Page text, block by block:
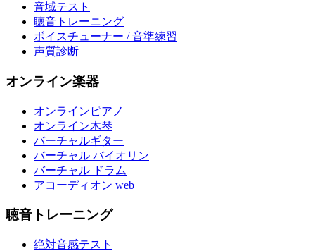
音域テスト
聴音トレーニング
ボイスチューナー / 音準練習
声質診断
オンライン楽器
オンラインピアノ
オンライン木琴
バーチャルギター
バーチャル バイオリン
バーチャル ドラム
アコーディオン web
聴音トレーニング
絶対音感テスト